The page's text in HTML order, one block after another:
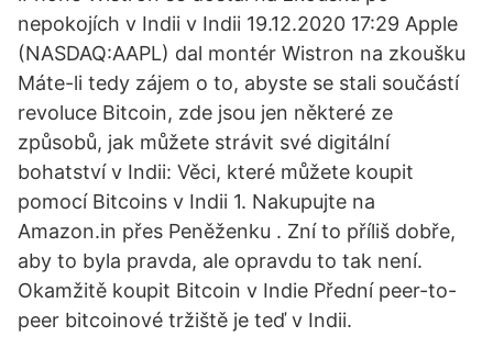
nepokojích v Indii v Indii 19.12.2020 17:29 Apple
(NASDAQ:AAPL) dal montér Wistron na zkoušku
Máte-li tedy zájem o to, abyste se stali součástí
revoluce Bitcoin, zde jsou jen některé ze
způsobů, jak můžete strávit své digitální
bohatství v Indii: Věci, které můžete koupit
pomocí Bitcoins v Indii 1. Nakupujte na
Amazon.in přes Peněženku . Zní to příliš dobře,
aby to byla pravda, ale opravdu to tak není.
Okamžitě koupit Bitcoin v Indie Přední peer-to-
peer bitcoinové tržiště je teď v Indii.